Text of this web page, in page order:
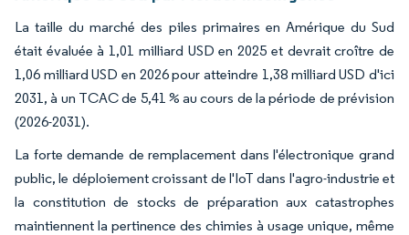
La taille du marché des piles primaires en Amérique du Sud
était évaluée à 1,01 milliard USD en 2025 et devrait croître de
1,06 milliard USD en 2026 pour atteindre 1,38 milliard USD d'ici
2031, à un TCAC de 5,41 % au cours de la période de prévision
(2026-2031).
La forte demande de remplacement dans l'électronique grand
public, le déploiement croissant de l'IoT dans l'agro-industrie et
la constitution de stocks de préparation aux catastrophes
maintiennent la pertinence des chimies à usage unique, même